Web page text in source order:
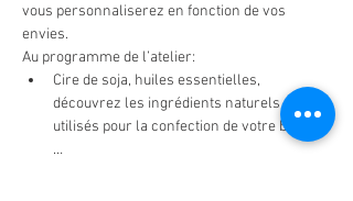
vous personnaliserez en fonction de vos
envies.
Au programme de l’atelier:
Cire de soja, huiles essentielles,
découvrez les ingrédients naturels
utilisés pour la confection de votre bougie :
…